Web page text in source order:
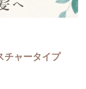
チャータイプ